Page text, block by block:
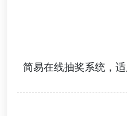
简易在线抽奖系统，